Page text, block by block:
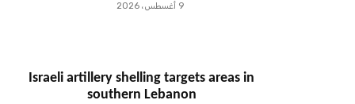
9 أغسطس، 2026
Israeli artillery shelling targets areas in
southern Lebanon